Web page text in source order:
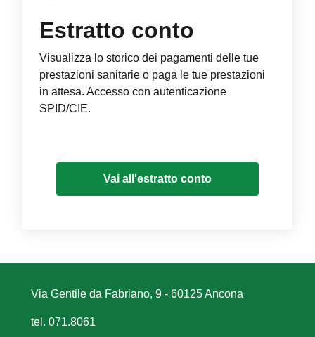
Estratto conto
Visualizza lo storico dei pagamenti delle tue
prestazioni sanitarie o paga le tue prestazioni
in attesa. Accesso con autenticazione
SPID/CIE.
Vai all'estratto conto
Via Gentile da Fabriano, 9 - 60125 Ancona
tel. 071.8061